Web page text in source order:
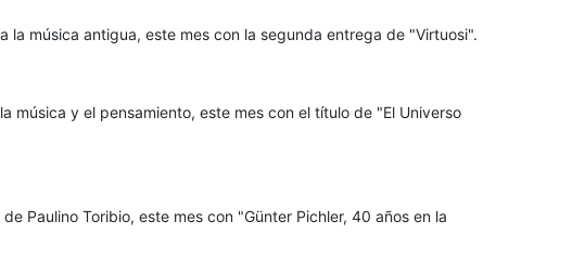
la música antigua, este mes con la segunda entrega de "Virtuosi".
música y el pensamiento, este mes con el título de "El Universo
Paulino Toribio, este mes con "Günter Pichler, 40 años en la